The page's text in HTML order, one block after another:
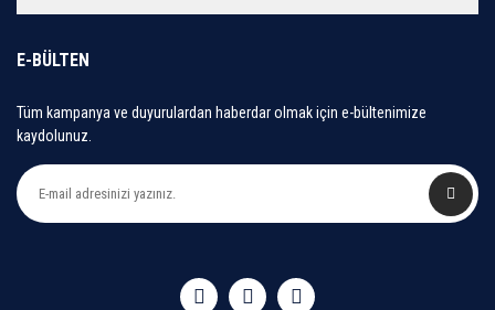
E-BÜLTEN
Tüm kampanya ve duyurulardan haberdar olmak için e-bültenimize
kaydolunuz.